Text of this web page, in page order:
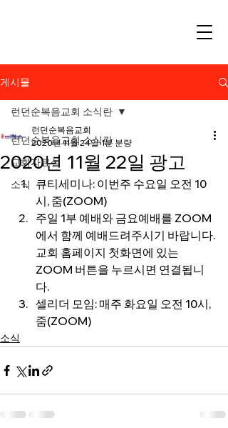
게시물
런던순복음교회 소식란
교회자료실
소식
런던순복음교회 소식란
2020년 11월 22일 광고
런던순복음교회
2020년 11월 24일 1분 분량
큐티세미나: 이번주 수요일 오전 10
시, 줌(ZOOM)
주일 1부 예배와 금요예배를 ZOOM
에서 함께 예배드려주시기 바랍니다.
교회 홈페이지 첫화면에 있는
ZOOM 버튼을 누르시면 연결됩니
다.
셀리더 모임: 매주 화요일 오전 10시,
줌(ZOOM)
소식